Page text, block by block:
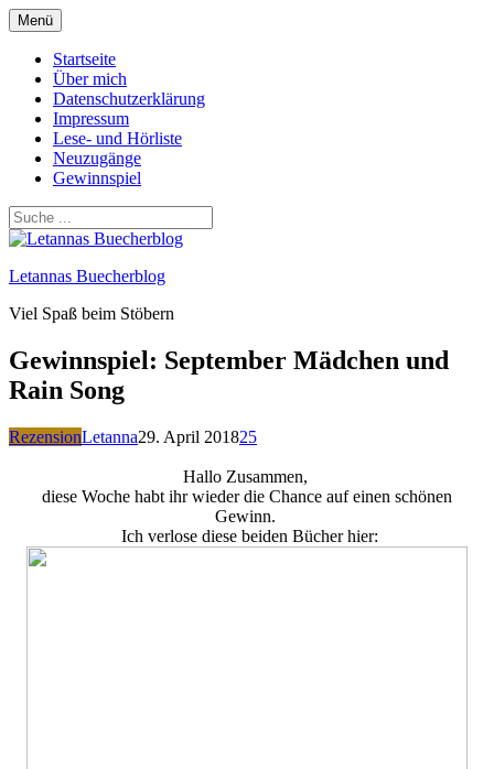
Zum
Inhalt
springen
Menü
Startseite
Über mich
Datenschutzerklärung
Impressum
Lese- und Hörliste
Neuzugänge
Gewinnspiel
Letannas Buecherblog
Viel Spaß beim Stöbern
Gewinnspiel: September Mädchen und
Rain Song
RezensionLetanna29. April 201825
Hallo Zusammen,
diese Woche habt ihr wieder die Chance auf einen schönen
Gewinn.
Ich verlose diese beiden Bücher hier: